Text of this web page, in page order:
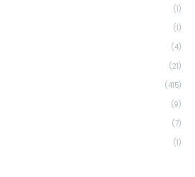
(1)
(1)
(4)
(21)
(415)
(9)
(7)
(1)